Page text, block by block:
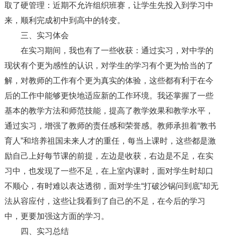
取了硬管理：近期不允许组织班赛，让学生先投入到学习中
来，顺利完成初中到高中的转变。
三、实习体会
在实习期间，我也有了一些收获：通过实习，对中学的
现状有个更为感性的认识，对学生的学习有个更为恰当的了
解，对教师的工作有个更为真实的体验，这些都有利于在今
后的工作中能够更快地适应新的工作环境。我还掌握了一些
基本的教学方法和师范技能，提高了教学效果和教学水平，
通过实习，增强了教师的责任感和荣誉感。教师承担着“教书
育人”和培养祖国未来人才的重任，每当上课时，这些都是激
励自己上好每节课的前提，左边是收获，右边是不足，在实
习中，也发现了一些不足，在上室内课时，面对学生时却口
不顺心，有时难以表达透彻，面对学生“打破沙锅问到底”却无
法从容应付，这些让我看到了自己的不足，在今后的学习
中，更要加强这方面的学习。
四、实习总结